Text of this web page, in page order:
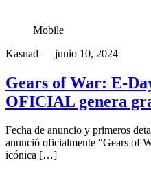
Mobile
Kasnad — junio 10, 2024
Gears of War: E-
OFICIAL genera
Fecha de anuncio y primeros
anunció oficialmente “Gears of
icónica […]